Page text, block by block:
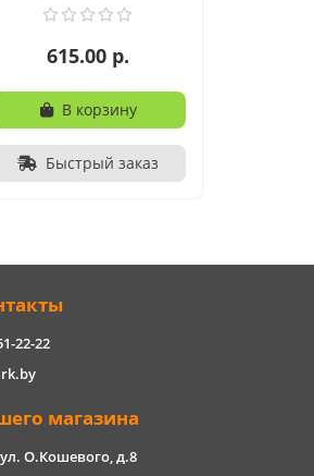
615.00 р.
В корзину
Быстрый заказ
22-22
магазина
О.Кошевого, д.8